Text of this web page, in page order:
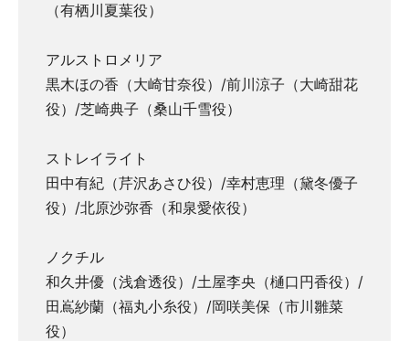
（有栖川夏葉役）
アルストロメリア
黒木ほの香（大崎甘奈役）/前川涼子（大崎甜花
役）/芝崎典子（桑山千雪役）
ストレイライト
田中有紀（芹沢あさひ役）/幸村恵理（黛冬優子
役）/北原沙弥香（和泉愛依役）
ノクチル
和久井優（浅倉透役）/土屋李央（樋口円香役）/
田嶌紗蘭（福丸小糸役）/岡咲美保（市川雛菜
役）